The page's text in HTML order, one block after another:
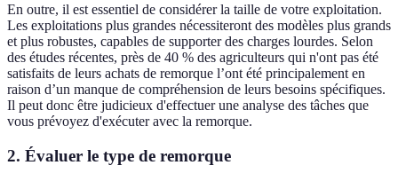
En outre, il est essentiel de considérer la taille de votre exploitation.
Les exploitations plus grandes nécessiteront des modèles plus grands
et plus robustes, capables de supporter des charges lourdes. Selon
des études récentes, près de 40 % des agriculteurs qui n'ont pas été
satisfaits de leurs achats de remorque l’ont été principalement en
raison d’un manque de compréhension de leurs besoins spécifiques.
Il peut donc être judicieux d'effectuer une analyse des tâches que
vous prévoyez d'exécuter avec la remorque.
2. Évaluer le type de remorque